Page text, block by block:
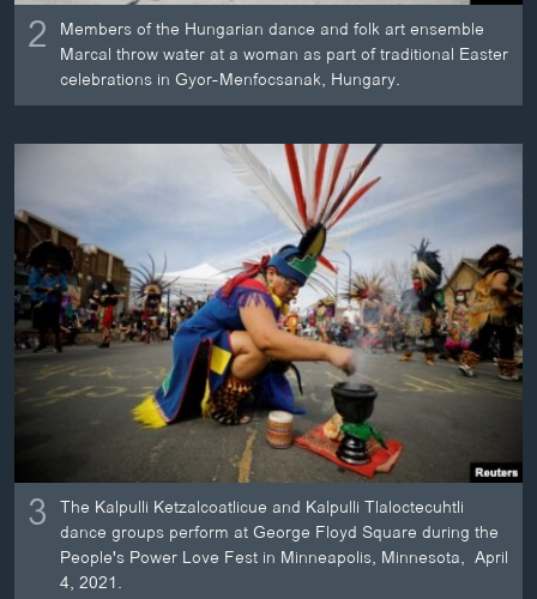
2 Members of the Hungarian dance and folk art ensemble
Marcal throw water at a woman as part of traditional Easter
celebrations in Gyor-Menfocsanak, Hungary.
3 The Kalpulli Ketzalcoatlicue and Kalpulli Tlaloctecuhtli
dance groups perform at George Floyd Square during the
People's Power Love Fest in Minneapolis, Minnesota, April
4, 2021.